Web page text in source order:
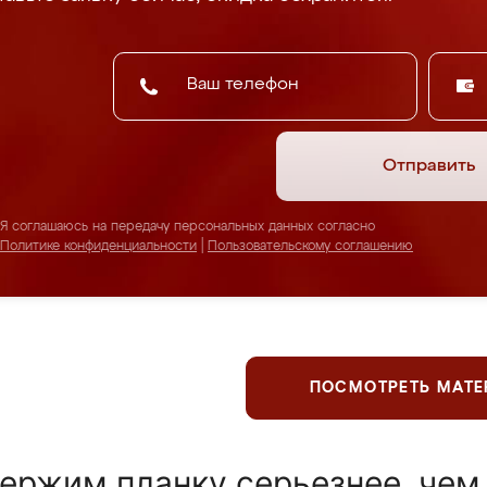
Отправить
Я соглашаюсь на передачу персональных данных согласно
Политике конфиденциальности
Пользовательскому соглашению
ПОСМОТРЕТЬ